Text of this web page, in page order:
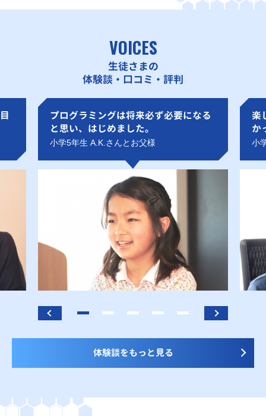
VOICES
生徒さまの
体験談・口コミ・評判
プログラミングは将来必ず必要になる
と思い、はじめました。
小学5年生 A.K.さんとお父様
楽
か
小
体験談をもっと見る